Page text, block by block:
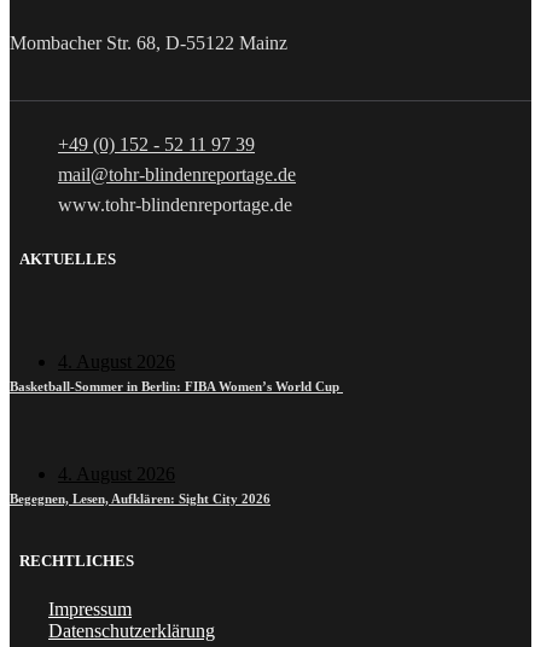
Mombacher Str. 68, D-55122 Mainz
+49 (0) 152 - 52 11 97 39
mail@tohr-blindenreportage.de
www.tohr-blindenreportage.de
AKTUELLES
4. August 2026
Basketball-Sommer in Berlin: FIBA Women’s World Cup
4. August 2026
Begegnen, Lesen, Aufklären: Sight City 2026
RECHTLICHES
Impressum
Datenschutzerklärung